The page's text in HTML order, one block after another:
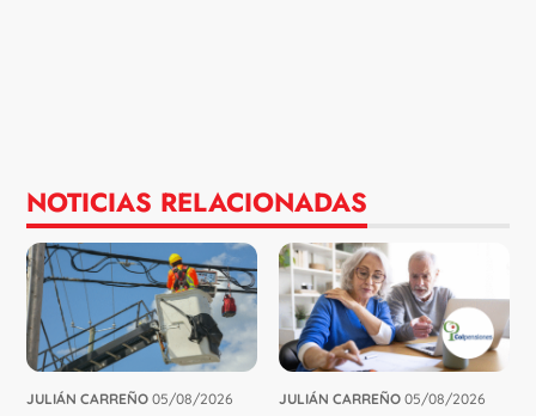
NOTICIAS RELACIONADAS
JULIÁN CARREÑO 05/08/2026 JULIÁN CARREÑO 05/08/2026